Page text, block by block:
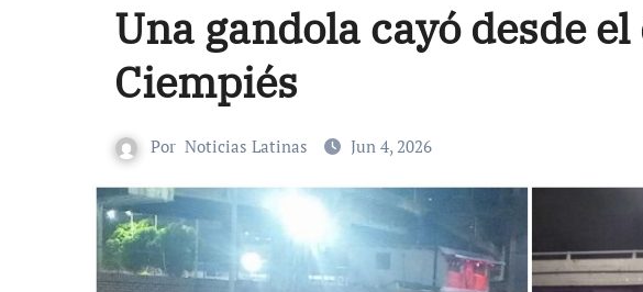
Una gandola cayó desde
Ciempiés
Por Noticias Latinas Jun 4, 2026